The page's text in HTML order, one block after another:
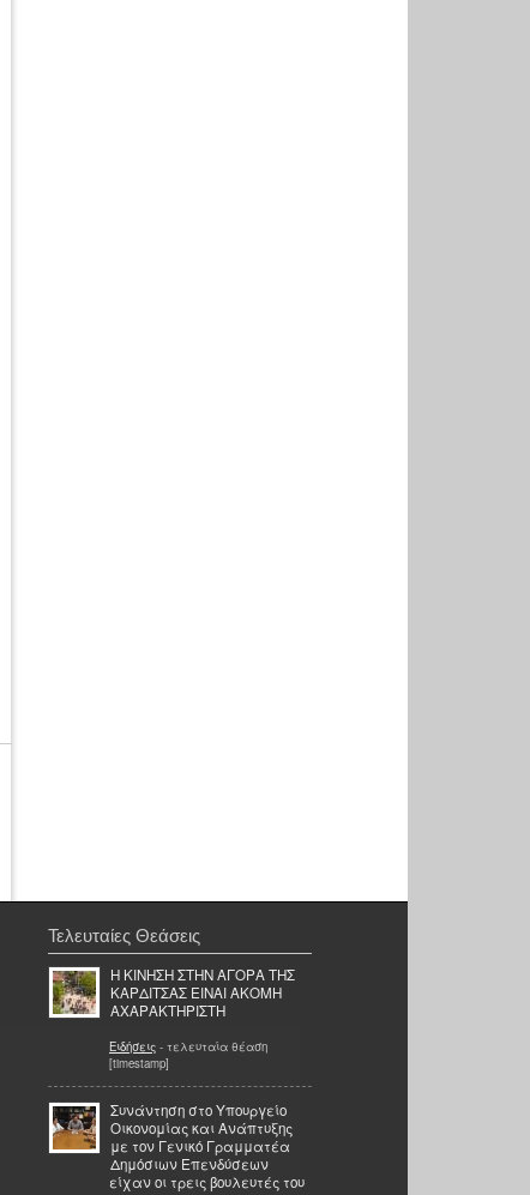
Τελευταίες Θεάσεις
Η ΚΙΝΗΣΗ ΣΤΗΝ ΑΓΟΡΑ ΤΗΣ
ΚΑΡΔΙΤΣΑΣ ΕΙΝΑΙ ΑΚΟΜΗ
ΑΧΑΡΑΚΤΗΡΙΣΤΗ
Ειδήσεις - τελευταία θέαση
[timestamp]
Συνάντηση στο Υπουργείο
Οικονομίας και Ανάπτυξης
με τον Γενικό Γραμματέα
Δημόσιων Επενδύσεων
είχαν οι τρεις βουλευτές του